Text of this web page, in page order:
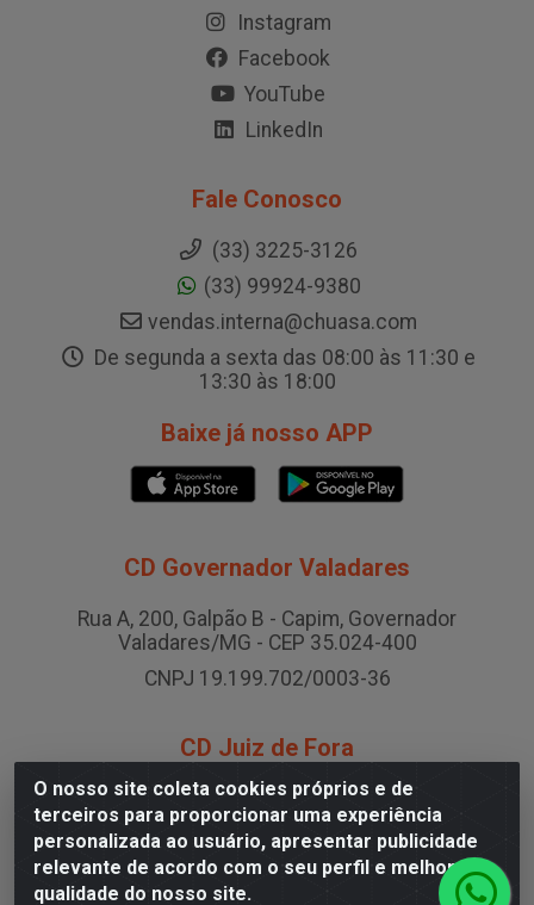
O nosso site coleta cookies próprios e de
terceiros para proporcionar uma experiência
personalizada ao usuário, apresentar publicidade
relevante de acordo com o seu perfil e melhorar a
qualidade do nosso site.
Instagram
Facebook
YouTube
LinkedIn
Fale Conosco
(33) 3225-3126
(33) 99924-9380
vendas.interna@chuasa.com
De segunda a sexta das 08:00 às 11:30 e
13:30 às 18:00
Baixe já nosso APP
CD Governador Valadares
Rua A, 200, Galpão B - Capim, Governador
Valadares/MG - CEP 35.024-400
CNPJ 19.199.702/0003-36
CD Juiz de Fora
Rodovia BR-040 , Nº 0, Área B2 Condominio Brasil
LOG - São Pedro, Juiz de Fora/MG
CNPJ 19.199.702/0005-06